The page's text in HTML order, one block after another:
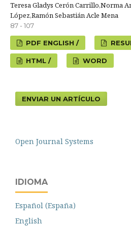
Teresa Gladys Cerón Carrillo,Norma
López,Ramón Sebastián Acle Mena
87 - 107
PDF ENGLISH /
HTML / WORD
ENVIAR UN ARTÍCULO
Open Journal Systems
IDIOMA
Español (España)
English